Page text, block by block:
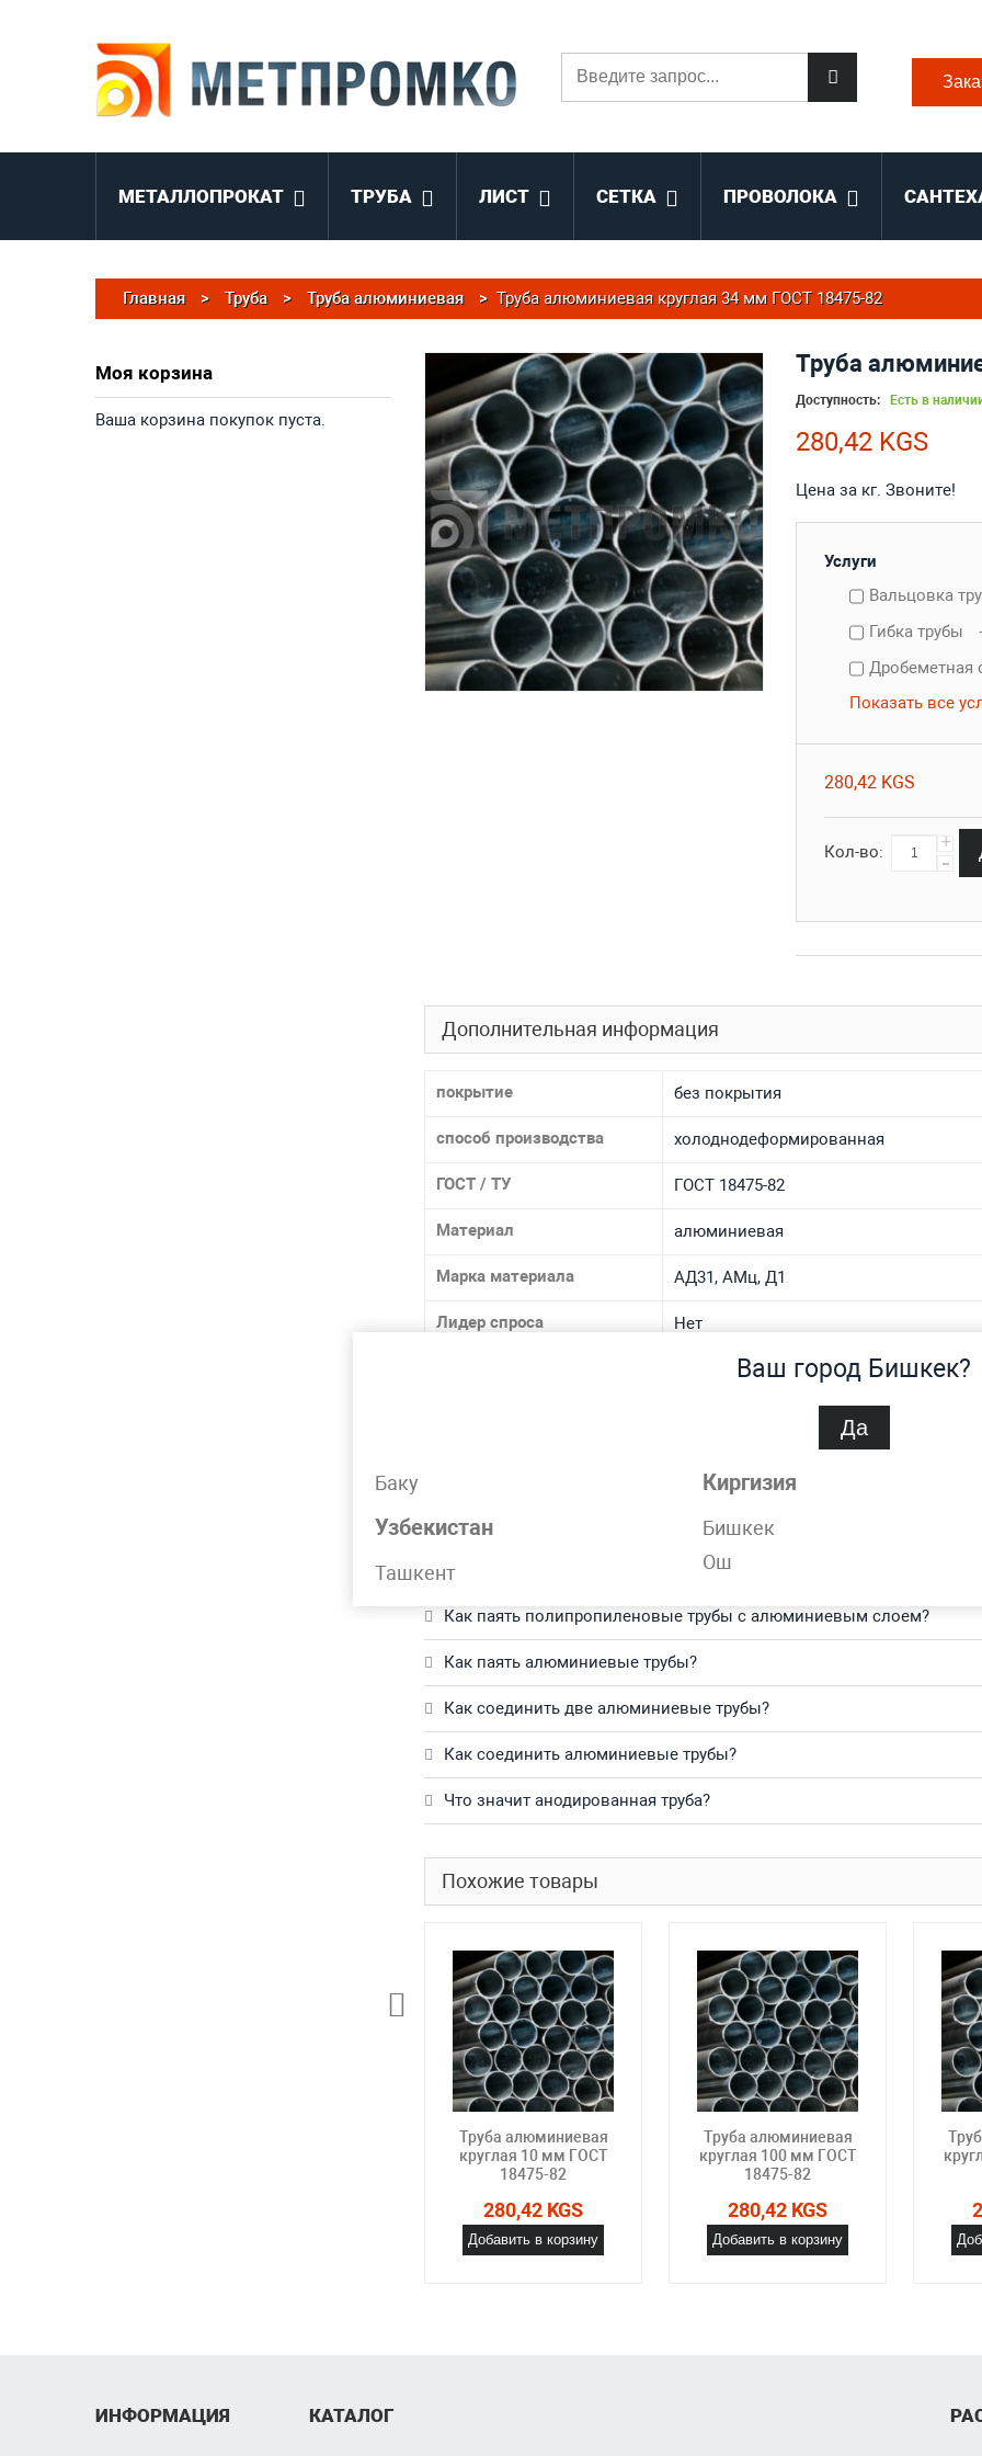
Ваш город Бишкек?
Да
Баку
Узбекистан
Ташкент
Киргизия
Бишкек
Ош
МЕТАЛЛОПРОКАТ
ТРУБА ЛИСТ СЕТКА ПРОВОЛОКА
Главная > Труба > Труба алюминиевая > Труба алюминиевая круглая 34 мм ГОСТ 18475-82
Труба
Доступность: Есть в
280,42 KGS
Цена за кг. Звоните!
Услуги
Вальцовка
Гибка трубы
Дробеметная
Показать все
280,42 KGS
Кол-во: +
-
Дополнительная информация
покрытие без покрытия
способ производства холоднодеформированная
ГОСТ / ТУ ГОСТ 18475-82
Материал алюминиевая
Марка материала АД31, АМц, Д1
Лидер спроса Нет
Труба алюминиевая круглая 34 мм ГОСТ 18475-82 в наличии на
Обращайтесь и получите выгодные цены за кг и самую быструю
Часто задаваемые вопросы
Как паять полипропиленовые трубы с алюминиевым слоем?
Как паять алюминиевые трубы?
Как соединить две алюминиевые трубы?
Как соединить алюминиевые трубы?
Что значит анодированная труба?
Похожие товары
Труба алюминиевая
круглая 10 мм ГОСТ
18475-82
280,42 KGS
Добавить в корзину
Труба алюминиевая
круглая 100 мм ГОСТ
18475-82
280,42 KGS
Добавить в корзину
Моя корзина
Ваша корзина покупок пуста.
ИНФОРМАЦИЯ КАТАЛОГ